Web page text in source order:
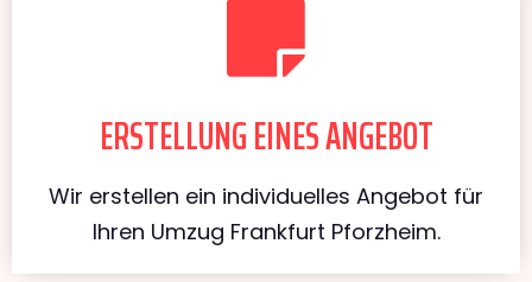
ERSTELLUNG EINES ANGEBOT
Wir erstellen ein individuelles Angebot für
Ihren Umzug Frankfurt Pforzheim.